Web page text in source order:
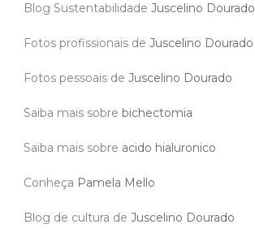
Blog Sustentabilidade Juscelino Dourado
Fotos profissionais de Juscelino Dourado
Fotos pessoais de Juscelino Dourado
Saiba mais sobre bichectomia
Saiba mais sobre acido hialuronico
Conheça Pamela Mello
Blog de cultura de Juscelino Dourado